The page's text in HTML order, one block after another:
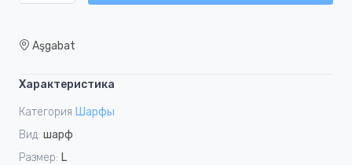
Aşgabat
Характеристика
Категория Шарфы
Вид: шарф
Размер: L